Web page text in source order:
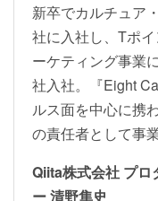
新卒でカルチュア
社に入社し、Tポ
ーケティング事業
社入社。『Eight
ルス面を中心に携
の責任者として事
Qiita株式会社 プロ
ー 清野隼史